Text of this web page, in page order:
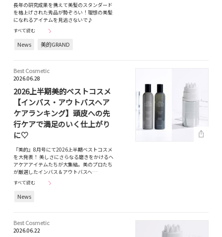
長年の研究成果を携えて美髪のスタンダード
を格上げされた秀品が勢ぞろい！理想の美髪
になれるアイテムを見逃さないで♪
すべて読む
News 美的GRAND
Best Cosmetic
2026.06.28
2026上半期美的ベストコスメ
【インバス・アウトバスヘア
ケアランキング】頭皮への先
行ケアで満足のいく仕上がり
に♡
『美的』8月号にて2026上半期ベストコスメ
を大発表！ 美しさにさらなる磨きをかけるヘ
アケアアイテムたちが大集結。美のプロたち
が厳選したインバス＆アウトバスヘ…
すべて読む
News
Best Cosmetic
2026.06.22